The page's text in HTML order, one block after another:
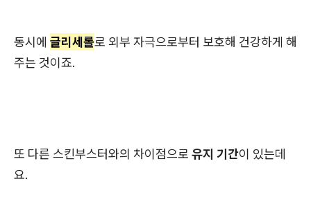
동시에 글리세롤로 외부 자극으로부터 보호해 건강하게 해
주는 것이죠.
또 다른 스킨부스터와의 차이점으로 유지 기간이 있는데
요.